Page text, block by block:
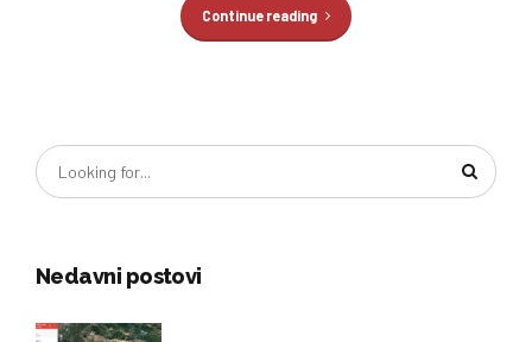
Continue reading
Nedavni postovi